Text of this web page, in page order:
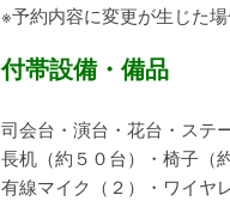
※予約内容に変更が生じた
付帯設備・備品
司会台・演台・花台・ステ
長机（約５０台）・椅子（
有線マイク（２）・ワイヤ